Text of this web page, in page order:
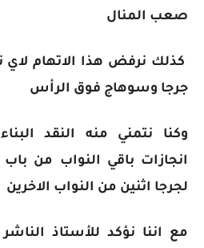
صعب المنال
كذلك نرفض هذا الاتهام
جرجا وسوهاج فوق الرأس
وكنا نتمني منه النقد
انجازات باقي النواب من
لجرجا اثنين من النواب الاخرين
مع اننا نؤكد للأستاذ